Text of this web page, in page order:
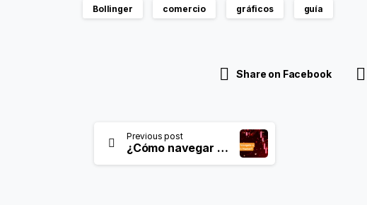
Bollinger comercio gráficos guía
Share on Facebook
Previous post
¿Cómo navegar por un mercado bajista?